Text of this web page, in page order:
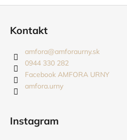
Kontakt
amfora@amforaurny.sk
0944 330 282
Facebook AMFORA URNY
amfora.urny
Instagram